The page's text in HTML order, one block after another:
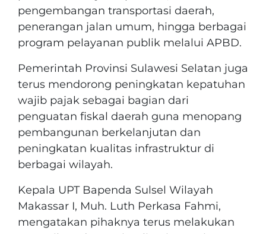
pengembangan transportasi daerah,
penerangan jalan umum, hingga berbagai
program pelayanan publik melalui APBD.
Pemerintah Provinsi Sulawesi Selatan juga
terus mendorong peningkatan kepatuhan
wajib pajak sebagai bagian dari
penguatan fiskal daerah guna menopang
pembangunan berkelanjutan dan
peningkatan kualitas infrastruktur di
berbagai wilayah.
Kepala UPT Bapenda Sulsel Wilayah
Makassar I, Muh. Luth Perkasa Fahmi,
mengatakan pihaknya terus melakukan